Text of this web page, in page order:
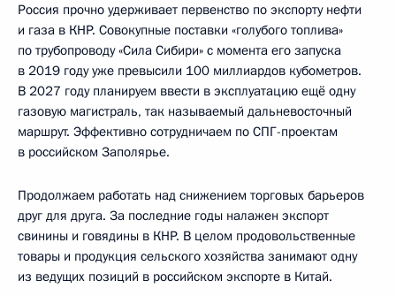
Россия прочно удерживает первенство по экспорту нефти
и газа в КНР. Совокупные поставки «голубого топлива»
по трубопроводу «Сила Сибири» с момента его запуска
в 2019 году уже превысили 100 миллиардов кубометров.
В 2027 году планируем ввести в эксплуатацию ещё одну
газовую магистраль, так называемый дальневосточный
маршрут. Эффективно сотрудничаем по СПГ-проектам
в российском Заполярье.
Продолжаем работать над снижением торговых барьеров
друг для друга. За последние годы налажен экспорт
свинины и говядины в КНР. В целом продовольственные
товары и продукция сельского хозяйства занимают одну
из ведущих позиций в российском экспорте в Китай.